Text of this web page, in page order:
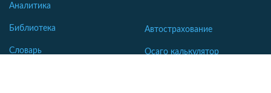
Аналитика
Библиотека
Словарь
Автострахование
Осаго калькулятор